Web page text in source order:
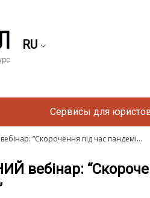
RU
Сервисы для
“Скорочення під час пандемі...
вебінар: